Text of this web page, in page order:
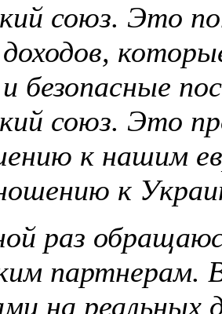
союз. Это
доходов,
безопасные
союз. Это
к нашим
к
раз
на реальных